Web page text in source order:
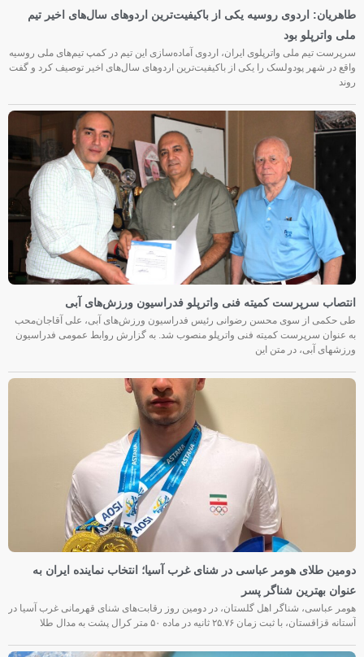
طاهریان: اردوی روسیه یکی از باکیفیت‌ترین اردوهای سال‌های اخیر تیم
ملی واترپلو بود
سرپرست تیم ملی واترپلوی ایران، اردوی آماده‌سازی این تیم در کمپ تیم‌های ملی روسیه
واقع در شهر پودولسک را یکی از باکیفیت‌ترین اردوهای سال‌های اخیر توصیف کرد و گفت
روند
انتصاب سرپرست کمیته فنی واترپلو فدراسیون ورزش‌های آبی
طی حکمی از سوی محسن رضوانی رئیس فدراسیون ورزش‌های آبی، علی آقاجان‌محب
به عنوان سرپرست کمیته فنی واترپلو منصوب شد. به گزارش روابط عمومی فدراسیون
ورزشهای آبی، در متن این
دومین طلای هومر عباسی در شنای غرب آسیا؛ انتخاب نماینده ایران به
عنوان بهترین شناگر پسر
هومر عباسی، شناگر اهل گلستان، در دومین روز رقابت‌های شنای قهرمانی غرب آسیا در
آستانه قزاقستان، با ثبت زمان ۲۵.۷۶ ثانیه در ماده ۵۰ متر کرال پشت به مدال طلا